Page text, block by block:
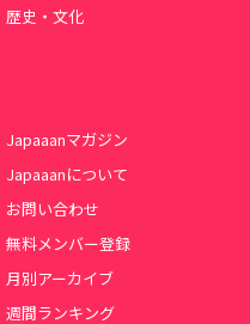
歴史・文化
Japaaanマガジン
Japaaanについて
お問い合わせ
無料メンバー登録
月別アーカイブ
週間ランキング